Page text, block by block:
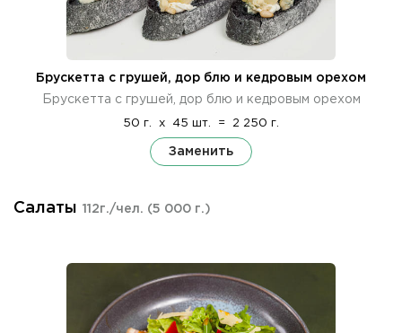
Брускетта с грушей, дор блю и кедровым орехом
Брускетта с грушей, дор блю и кедровым орехом
50 г. x 45 шт. = 2 250 г.
Заменить
Салаты 112г./чел. (5 000 г.)